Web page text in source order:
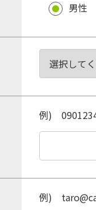
男性
例)
例)